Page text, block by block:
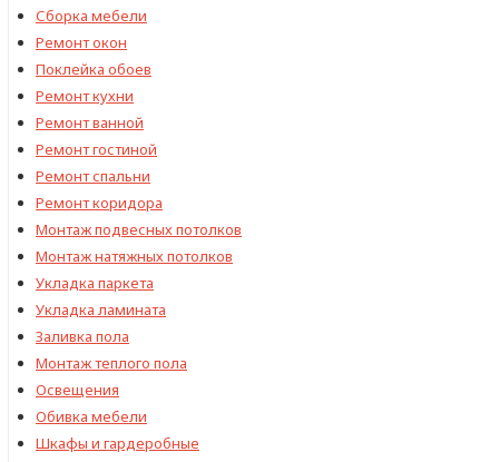
Сборка мебели
Ремонт окон
Поклейка обоев
Ремонт кухни
Ремонт ванной
Ремонт гостиной
Ремонт спальни
Ремонт коридора
Монтаж подвесных потолков
Монтаж натяжных потолков
Укладка паркета
Укладка ламината
Заливка пола
Монтаж теплого пола
Освещения
Обивка мебели
Шкафы и гардеробные